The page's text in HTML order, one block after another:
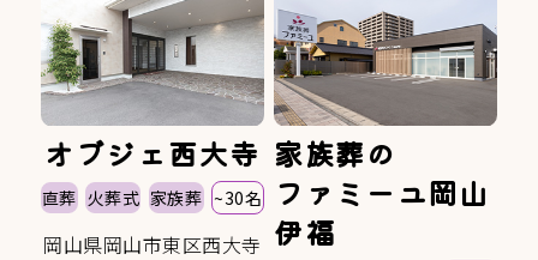
オブジェ西大寺
直葬 火葬式 家族葬 ~30名
岡山県岡山市東区西大寺
家族葬の
ファミーユ岡山
伊福